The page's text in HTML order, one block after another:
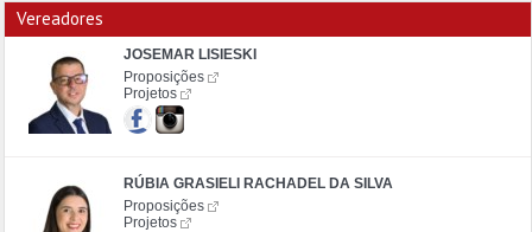
Vereadores
JOSEMAR LISIESKI
Proposições
Projetos
RÚBIA GRASIELI RACHADEL DA SILVA
Proposições
Projetos